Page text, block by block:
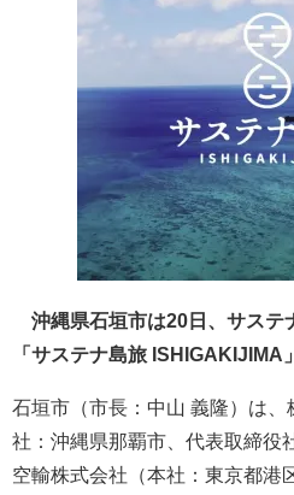
沖縄県石垣市は20日、サステ
「サステナ島旅 ISHIGAKIJIMA
石垣市（市長：中山 義隆）は
社：沖縄県那覇市、代表取締役
空輸株式会社（本社：東京都港